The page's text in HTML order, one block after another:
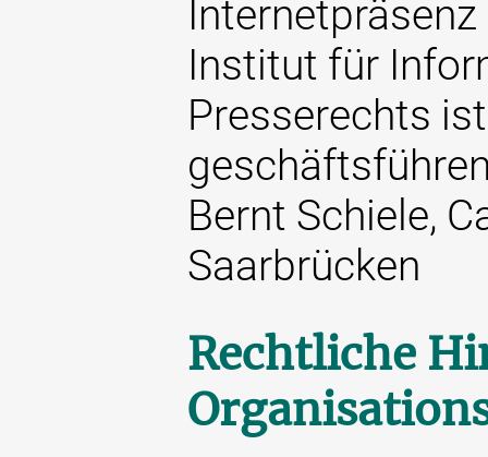
Institut für
Presserechts
Bernt Schiele,
Saarbrücken
Rechtliche